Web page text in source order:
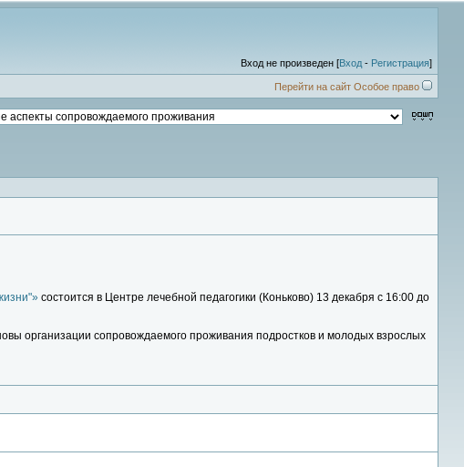
Вход не произведен [Вход - Регистрация]
Перейти на сайт Особое право
состоится в Центре лечебной педагогики (Коньково) 13 декабря с 16:00 до
организации сопровождаемого проживания подростков и молодых взрослых